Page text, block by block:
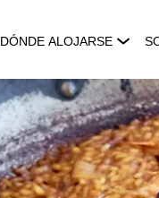
DÓNDE ALOJARSE